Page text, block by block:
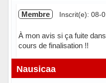
Membre Inscrit(e): 08-
À mon avis si ça fuite
cours de finalisation !!
Hors ligne
Nausicaa